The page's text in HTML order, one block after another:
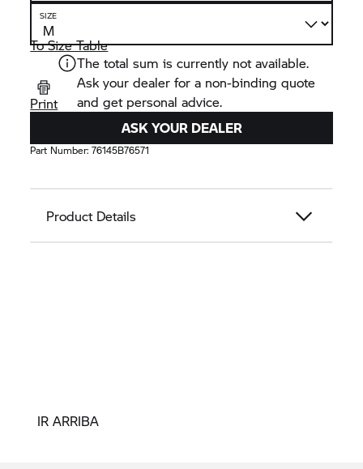
opciones de ventilación y los bolsillos maximizan
la comodidad de uso.
SIZE
To Size Table
Print
The total sum is currently not available.
Ask your dealer for a non-binding quote
and get personal advice.
ASK YOUR DEALER
Part Number:76145B76571
Product Details
IR ARRIBA